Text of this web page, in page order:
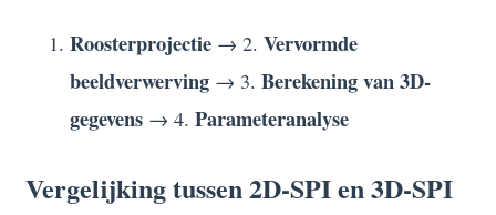
Roosterprojectie → 2. Vervormde
beeldverwerving → 3. Berekening van 3D-
gegevens → 4. Parameteranalyse
Vergelijking tussen 2D-SPI en 3D-SPI